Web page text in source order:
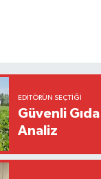
EDITÖRÜN SEÇTIĞI
Güvenli
Analiz